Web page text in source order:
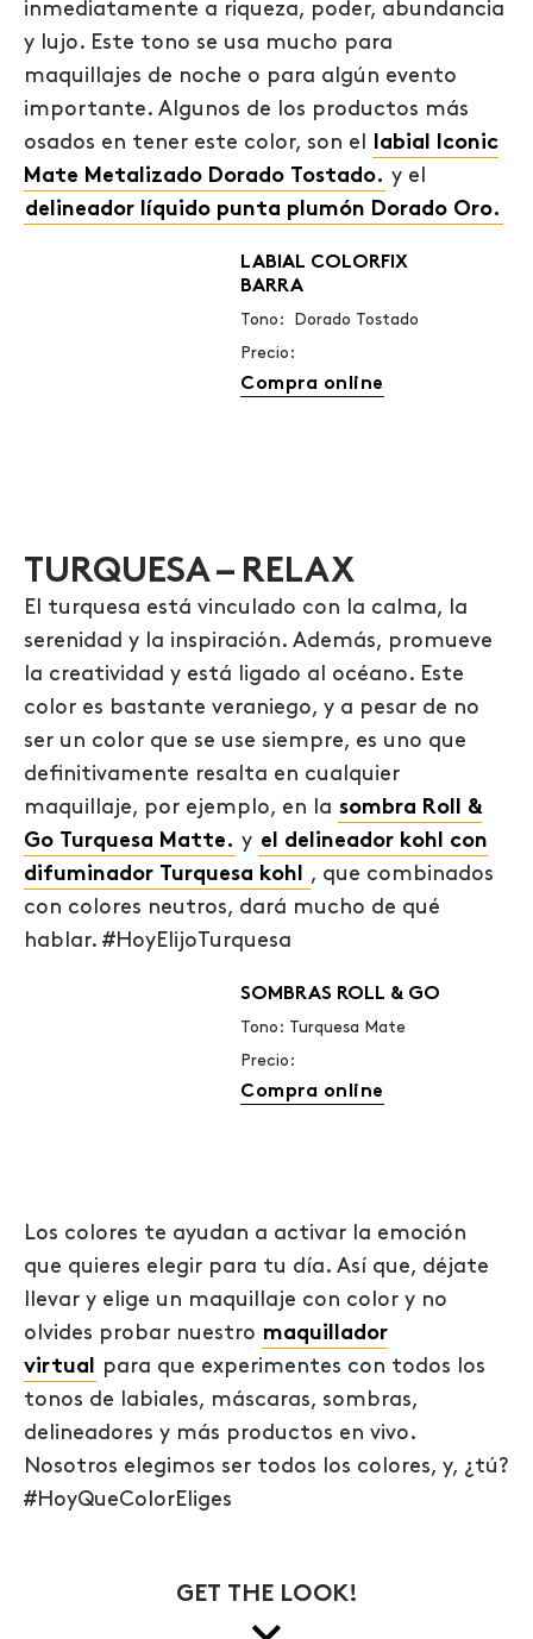
inmediatamente a riqueza, poder, abundancia
y lujo. Este tono se usa mucho para
maquillajes de noche o para algún evento
importante. Algunos de los productos más
osados en tener este color, son el labial Iconic
Mate Metalizado Dorado Tostado. y el
delineador líquido punta plumón Dorado Oro.
LABIAL COLORFIX
BARRA
Tono: Dorado Tostado
Precio:
Compra online
TURQUESA – RELAX
El turquesa está vinculado con la calma, la
serenidad y la inspiración. Además, promueve
la creatividad y está ligado al océano. Este
color es bastante veraniego, y a pesar de no
ser un color que se use siempre, es uno que
definitivamente resalta en cualquier
maquillaje, por ejemplo, en la sombra Roll &
Go Turquesa Matte. y el delineador kohl con
difuminador Turquesa kohl , que combinados
con colores neutros, dará mucho de qué
hablar. #HoyElijoTurquesa
SOMBRAS ROLL & GO
Tono: Turquesa Mate
Precio:
Compra online
Los colores te ayudan a activar la emoción
que quieres elegir para tu día. Así que, déjate
llevar y elige un maquillaje con color y no
olvides probar nuestro maquillador
virtual para que experimentes con todos los
tonos de labiales, máscaras, sombras,
delineadores y más productos en vivo.
Nosotros elegimos ser todos los colores, y, ¿tú?
#HoyQueColorEliges
GET THE LOOK!